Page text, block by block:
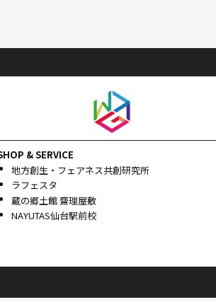
& SERVICE
地方創生・フェアネス共創研究所
ラフェスタ
蔵の郷土館 齋理屋敷
NAYUTAS仙台駅前校